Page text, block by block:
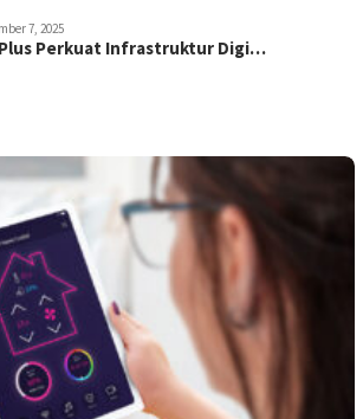
7, 2025
Plus Perkuat Infrastruktur Digi…